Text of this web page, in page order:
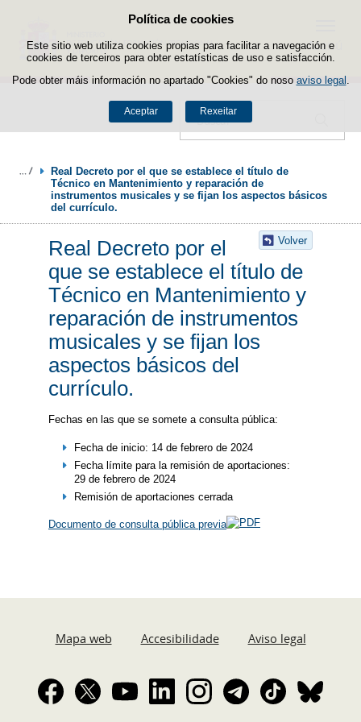
Política de cookies
Este sitio web utiliza cookies propias para facilitar a navegación e
cookies de terceiros para obter estatísticas de uso e satisfacción.
Pode obter máis información no apartado "Cookies" do noso aviso legal
Aceptar Rexeitar
Saltar ao contido
Buscador
Menú
Real Decreto por el que se establece el título de
Técnico en Mantenimiento y reparación de
instrumentos musicales y se fijan los aspectos básicos
del currículo.
Volver
Real Decreto por el
que se establece el título de
Técnico en Mantenimiento y
reparación de instrumentos
musicales y se fijan los
aspectos básicos del
currículo.
Fechas en las que se somete a consulta pública:
Fecha de inicio: 14 de febrero de 2024
Fecha límite para la remisión de aportaciones:
29 de febrero de 2024
Remisión de aportaciones cerrada
Documento de consulta pública previa
Mapa web Accesibilidade Aviso legal